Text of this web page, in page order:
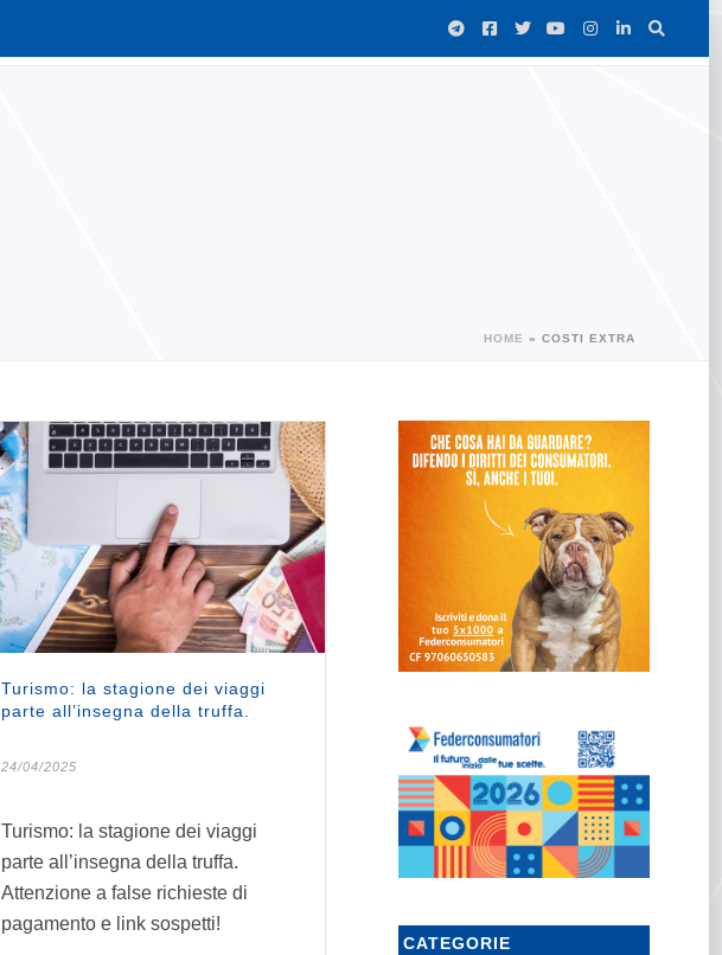
HOME » COSTI EXTRA
Turismo: la stagione dei viaggi
parte all’insegna della truffa.
24/04/2025
Turismo: la stagione dei viaggi
parte all’insegna della truffa.
Attenzione a false richieste di
pagamento e link sospetti!
CATEGORIE